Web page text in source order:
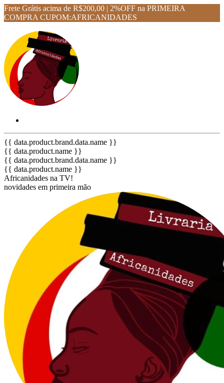
Frete Grátis acima de R$200,00 | 2%OFF na PRIMEIRA
COMPRA CUPOM:AFRICANIDADES
{{ data.product.brand.data.name }}
{{ data.product.name }}
{{ data.product.brand.data.name }}
{{ data.product.name }}
Africanidades na TV!
novidades em primeira mão